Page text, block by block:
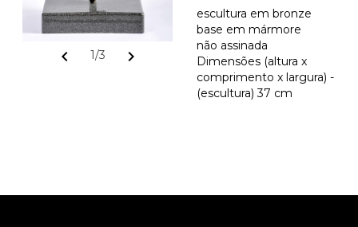
chevron_left 1/3 chevron_right
escultura em bronze
base em mármore
não assinada
Dimensões (altura x
comprimento x largura) -
(escultura) 37 cm